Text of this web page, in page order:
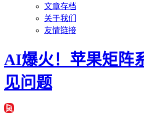
文章存档
关于我们
友情链接
AI爆火！苹果矩阵
见问题